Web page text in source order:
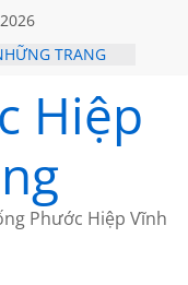
TRANG
LÃO
HÀ
ANTH ĐOÀN
Hiệp
Phước Hiệp Vĩnh